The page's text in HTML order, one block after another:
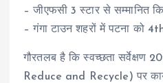
– जीएफसी 3 स्टार से सम्मानित
– गंगा टाउन शहरों में पटना को
गौरतलब है कि स्वच्छता सर्वेक्षण
Reduce and Recycle) पर